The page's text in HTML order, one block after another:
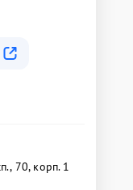
70, корп. 1